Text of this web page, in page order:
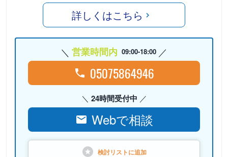
詳しくはこちら
営業時間内 09:00-18:00
05075864946
24時間受付中
Webで相談
検討リストに追加